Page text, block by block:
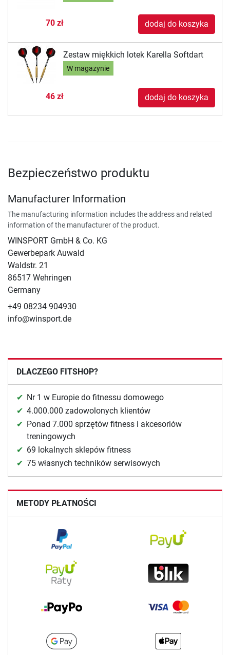
70 zł dodaj do koszyka
Zestaw miękkich lotek Karella Softdart
W magazynie
46 zł dodaj do koszyka
Bezpieczeństwo produktu
Manufacturer Information
The manufacturing information includes the address and related
information of the manufacturer of the product.
WINSPORT GmbH & Co. KG
Gewerbepark Auwald
Waldstr. 21
86517 Wehringen
Germany
+49 08234 904930
info@winsport.de
DLACZEGO FITSHOP?
Nr 1 w Europie do fitnessu domowego
4.000.000 zadowolonych klientów
Ponad 7.000 sprzętów fitness i akcesoriów
treningowych
69 lokalnych sklepów fitness
75 własnych techników serwisowych
METODY PŁATNOŚCI